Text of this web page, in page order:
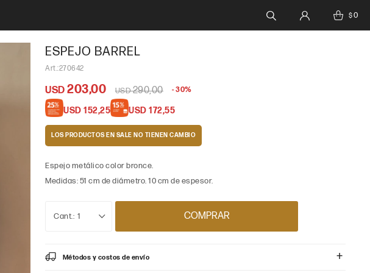
$0
ESPEJO BARREL
270642
USD 203,00 USD290,00 30
USD 152,25 USD 172,55
LOS PRODUCTOS EN SALE
Espejo metálico color bronce.
Medidas: 51 cm de diámetro. 10 cm de espesor.
1 COMPRAR
Métodos y costos de envío